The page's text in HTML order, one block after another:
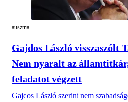
ausztria
Gajdos László visszaszólt
Nem nyaralt az
feladatot végzett
Gajdos László szerint nem